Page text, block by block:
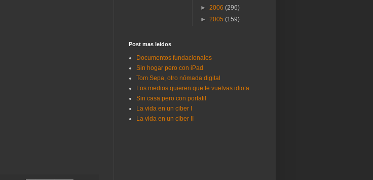
► 2006 (296)
► 2005 (159)
Post mas lei­dos
Documentos fundacionales
Sin hogar pero con iPad
Tom Sepa, otro nómada digital
Los medios quieren que te vuelvas idiota
Sin casa pero con portatil
La vida en un ciber I
La vida en un ciber II